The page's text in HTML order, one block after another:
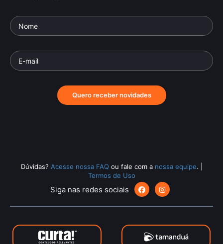
Quero receber novidades
Dúvidas? Acesse nossa FAQ ou fale com a nossa equipe.
Termos de Uso
Siga nas redes sociais